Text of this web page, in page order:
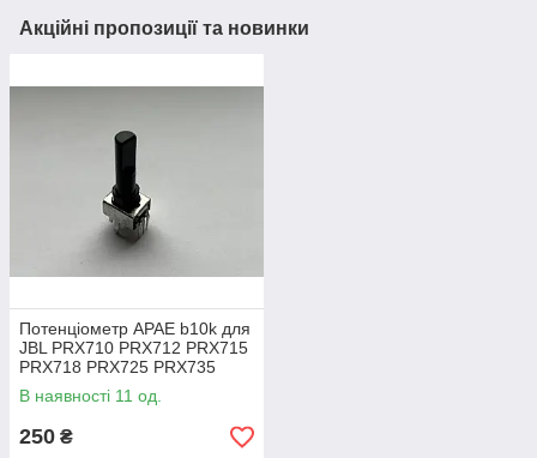
Акційні пропозиції та новинки
Потенціометр APAE b10k для
JBL PRX710 PRX712 PRX715
PRX718 PRX725 PRX735
PRX815 PRX835 PRX825
В наявності 11 од.
250 ₴